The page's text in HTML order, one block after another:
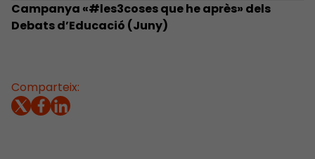
Comparteix:
Campanya «#les3coses que he après» dels
Debats d’Educació (Juny)